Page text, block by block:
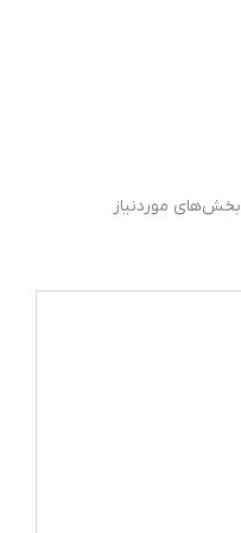
بخش‌های موردنیاز